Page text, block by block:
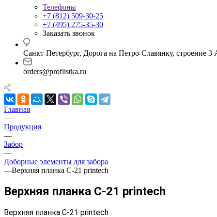
Телефоны
+7 (812) 509-30-25
+7 (495) 275-35-30
Заказать звонок
Санкт-Петербург, Дорога на Петро-Славянку, строение 3
orders@proflistka.ru
Главная
—
Продукция
—
Забор
—
Доборные элементы для забора
—Верхняя планка С-21 printech
Верхняя планка С-21 printech
Верхняя планка С-21 printech